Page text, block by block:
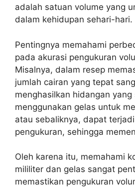
adalah satuan volume yang
dalam kehidupan sehari-hari.
Pentingnya memahami
pada akurasi pengukuran
Misalnya, dalam resep
jumlah cairan yang tepat
menghasilkan hidangan
menggunakan gelas untuk
atau sebaliknya, dapat
pengukuran, sehingga
Oleh karena itu, memahami
mililiter dan gelas sangat
memastikan pengukuran